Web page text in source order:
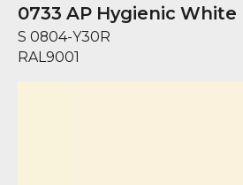
0733 AP Hygienic White
S 0804-Y30R
RAL 9001